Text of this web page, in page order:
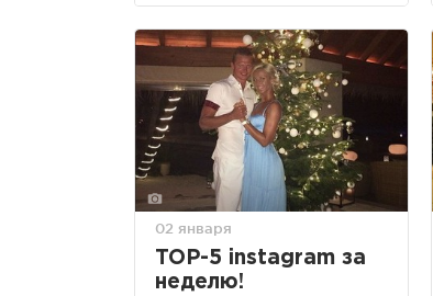
02 января
TOP-5 instagram за
неделю!